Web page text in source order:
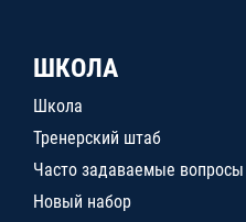
ШКОЛА
Школа
Тренерский штаб
Часто задаваемые вопросы
Новый набор